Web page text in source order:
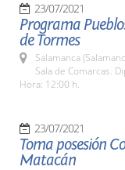
23/07/2021
Programa
de Tormes
Salamanca
Sala de Comarcas.
Hora: 12:00 h.
23/07/2021
Toma posesión
Matacán